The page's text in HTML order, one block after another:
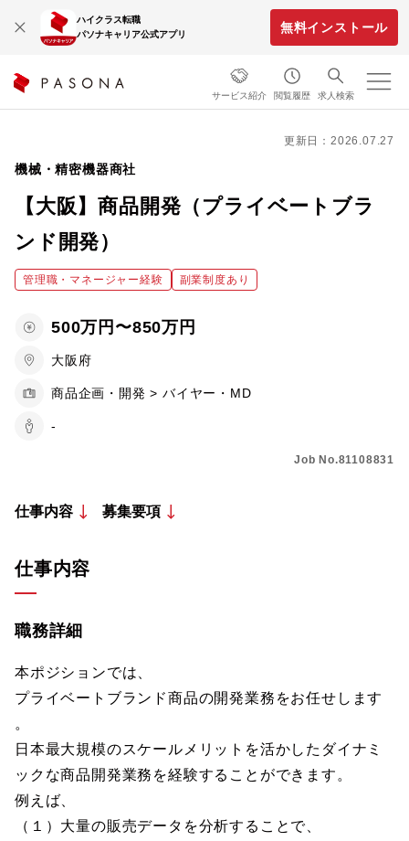
ハイクラス転職
パソナキャリア公式アプリ
無料インストール
サービス紹介 閲覧履歴 求人検索
更新日：2026.07.27
機械・精密機器商社
【大阪】商品開発（プライベートブラ
ンド開発）
管理職・マネージャー経験 副業制度あり
500万円〜850万円
大阪府
商品企画・開発 > バイヤー・MD
-
Job No.81108831
仕事内容 募集要項
仕事内容
職務詳細
本ポジションでは、
プライベートブランド商品の開発業務をお任せします
。
日本最大規模のスケールメリットを活かしたダイナミ
ックな商品開発業務を経験することができます。
例えば、
（１）大量の販売データを分析することで、